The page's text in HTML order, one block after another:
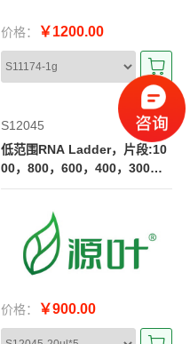
价格： ￥1200.00
S12045
低范围RNA Ladder，片段:10
00，800，600，400，300，2
00，100
价格： ￥900.00